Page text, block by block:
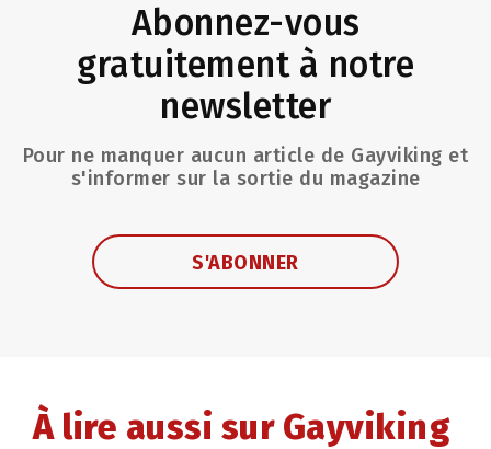
Abonnez-vous
gratuitement à notre
newsletter
Pour ne manquer aucun article de Gayviking et
s'informer sur la sortie du magazine
S'ABONNER
À lire aussi sur Gayviking